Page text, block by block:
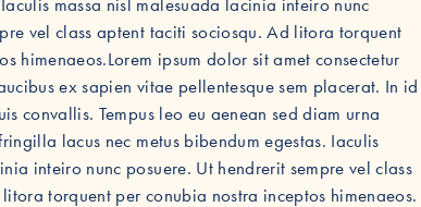
vel class aptent taciti sociosqu. Ad litora torquent
himenaeos.Lorem ipsum dolor sit amet consectetur
ex sapien vitae pellentesque sem placerat. In id
convallis. Tempus leo eu aenean sed diam urna
lacus nec metus bibendum egestas. Iaculis
inteiro nunc posuere. Ut hendrerit sempre vel class
torquent per conubia nostra inceptos himenaeos.